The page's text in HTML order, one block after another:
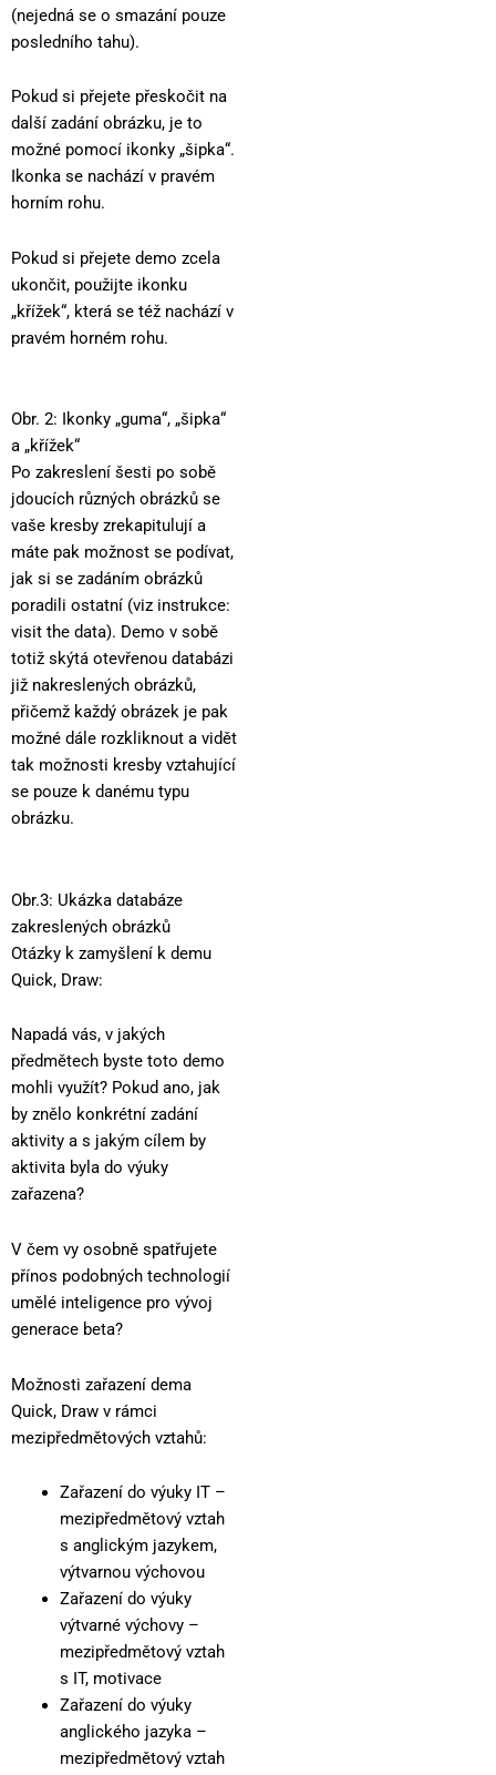
(nejedná se o smazání pouze
posledního tahu).
Pokud si přejete přeskočit na
další zadání obrázku, je to
možné pomocí ikonky „šipka“.
Ikonka se nachází v pravém
horním rohu.
Pokud si přejete demo zcela
ukončit, použijte ikonku
„křížek“, která se též nachází v
pravém horném rohu.
Obr. 2: Ikonky „guma“, „šipka“
a „křížek“
Po zakreslení šesti po sobě
jdoucích různých obrázků se
vaše kresby zrekapitulují a
máte pak možnost se podívat,
jak si se zadáním obrázků
poradili ostatní (viz instrukce:
visit the data). Demo v sobě
totiž skýtá otevřenou databázi
již nakreslených obrázků,
přičemž každý obrázek je pak
možné dále rozkliknout a vidět
tak možnosti kresby vztahující
se pouze k danému typu
obrázku.
Obr.3: Ukázka databáze
zakreslených obrázků
Otázky k zamyšlení k demu
Quick, Draw:
Napadá vás, v jakých
předmětech byste toto demo
mohli využít? Pokud ano, jak
by znělo konkrétní zadání
aktivity a s jakým cílem by
aktivita byla do výuky
zařazena?
V čem vy osobně spatřujete
přínos podobných technologií
umělé inteligence pro vývoj
generace beta?
Možnosti zařazení dema
Quick, Draw v rámci
mezipředmětových vztahů:
Zařazení do výuky IT –
mezipředmětový vztah
s anglickým jazykem,
výtvarnou výchovou
Zařazení do výuky
výtvarné výchovy –
mezipředmětový vztah
s IT, motivace
Zařazení do výuky
anglického jazyka –
mezipředmětový vztah